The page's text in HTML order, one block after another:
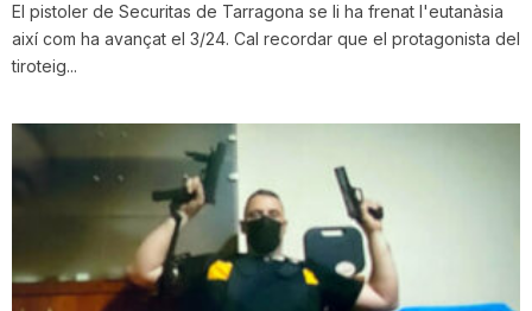
El pistoler de Securitas de Tarragona se li ha frenat l'eutanàsia
així com ha avançat el 3/24. Cal recordar que el protagonista del
tiroteig...